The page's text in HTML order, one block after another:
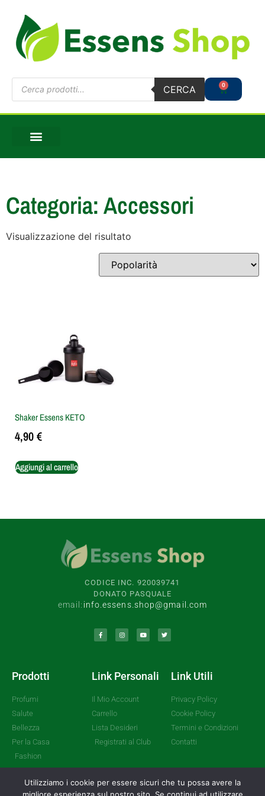
CERCA 0
Categoria: Accessori
Visualizzazione del risultato
Shaker Essens KETO
4,90€
Aggiungi al carrello
CODICE INC. 920039741
DONATO PASQUALE
email: info.essens.shop@gmail.com
Prodotti
Profumi
Salute
Bellezza
Per la Casa
Fashion
Link Personali
Il Mio Account
Carrello
Lista Desideri
Registrati al Club
Link Utili
Privacy Policy
Cookie Policy
Termini e Condizioni
Contatti
Utilizziamo i cookie per essere sicuri che tu possa avere la